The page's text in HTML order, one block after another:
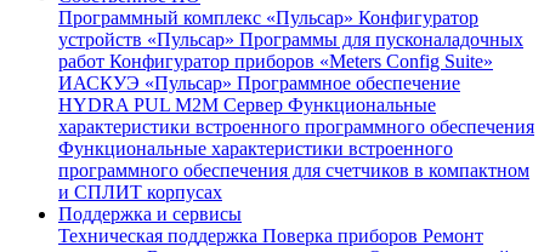
Программный комплекс «Пульсар» Конфигуратор
устройств «Пульсар» Программы для пусконаладочных
работ Конфигуратор приборов «Meters Config Suite»
ИАСКУЭ «Пульсар» Программное обеспечение
HYDRA PUL M2M Сервер Функциональные
характеристики встроенного программного обеспечения
Функциональные характеристики встроенного
программного обеспечения для счетчиков в компактном
и СПЛИТ корпусах
Поддержка и сервисы
Техническая поддержка Поверка приборов Ремонт